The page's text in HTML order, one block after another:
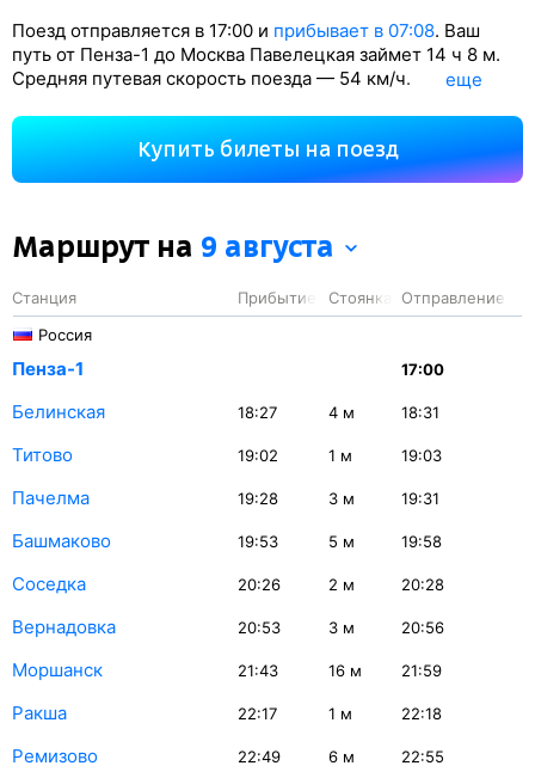
Поезд отправляется в 17:00 и прибывает в 07:08. Ваш
путь от Пенза-1 до Москва Павелецкая займет 14 ч 8 м.
Средняя путевая скорость поезда — 54 км/ч.
758 км. На этом маршруте будет 14 остановок. Самая
продолжительная стоянка поезда на станции Ряжск-1 —
26 минут.
eще
Купить билеты на поезд
Маршрут на 9 августа
Станция Прибытие Стоянка
Отправление
Россия
Пенза-1 17:00
Белинская 18:27 4 м 18:31
Титово 19:02 1 м 19:03
Пачелма 19:28 3 м 19:31
Башмаково 19:53 5 м 19:58
Соседка 20:26 2 м 20:28
Вернадовка 20:53 3 м 20:56
Моршанск 21:43 16 м 21:59
Ракша 22:17 1 м 22:18
Ремизово 22:49 6 м 22:55